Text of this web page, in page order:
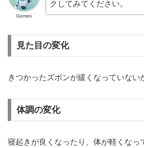
Gemini
クしてみてください。
見た目の変化
きつかったズボンが緩くなっていない
体調の変化
寝起きが良くなったり、体が軽くなっ